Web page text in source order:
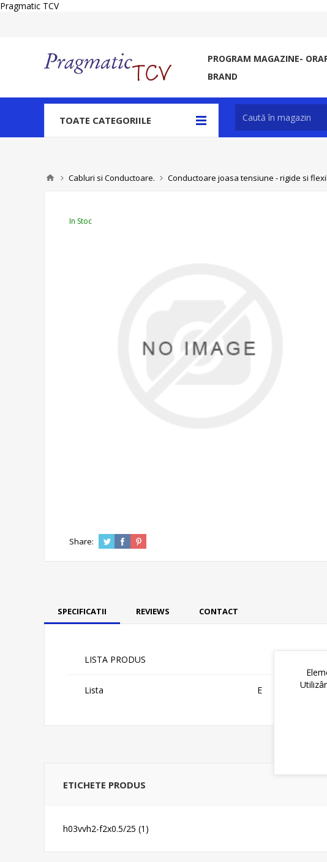
Pragmatic TCV
PROGRAM MAGAZINE-
BRAND
TOATE CATEGORIILE
Cabluri si Conductoare. Conductoare joasa tensiune - rigide si
In Stoc
Share:
SPECIFICATII REVIEWS CONTACT
LISTA PRODUS
Lista E
ETICHETE PRODUS
h03vvh2-f2x0.5/25 (1)